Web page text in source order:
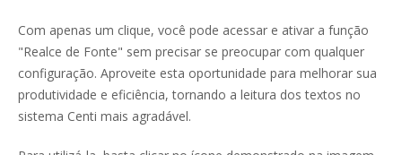
Com apenas um clique, você pode acessar e ativar a função
"Realce de Fonte" sem precisar se preocupar com qualquer
configuração. Aproveite esta oportunidade para melhorar sua
produtividade e eficiência, tornando a leitura dos textos no
sistema Centi mais agradável.